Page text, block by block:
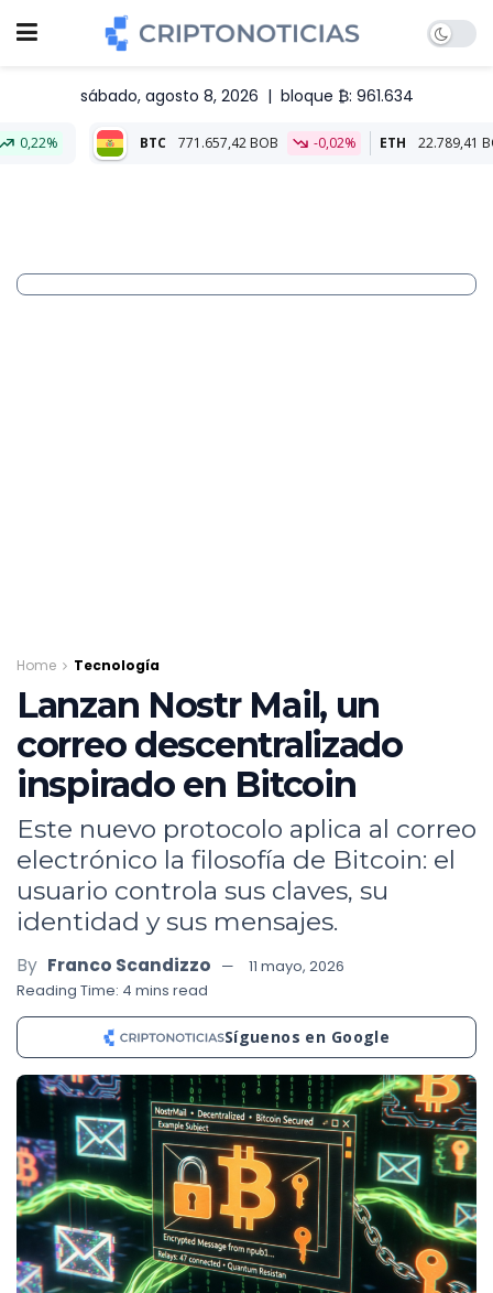
sábado, agosto 8, 2026 | bloque ₿: 961.634
BTC 771.657,42 BOB -0,02% ETH 22.789,41 BOB -0,11%
Home Tecnología
Lanzan Nostr Mail, un
correo descentralizado
inspirado en Bitcoin
Este nuevo protocolo aplica al correo
electrónico la filosofía de Bitcoin: el
usuario controla sus claves, su
identidad y sus mensajes.
By Franco Scandizzo
11 mayo, 2026
Reading Time: 4 mins read
Síguenos en Google